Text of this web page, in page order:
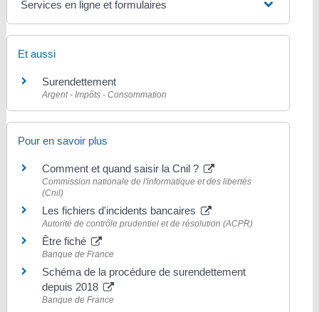
Services en ligne et formulaires
Et aussi
Surendettement
Argent - Impôts - Consommation
Pour en savoir plus
Comment et quand saisir la Cnil ?
Commission nationale de l'informatique et des libertés
(Cnil)
Les fichiers d'incidents bancaires
Autorité de contrôle prudentiel et de résolution (ACPR)
Être fiché
Banque de France
Schéma de la procédure de surendettement
depuis 2018
Banque de France